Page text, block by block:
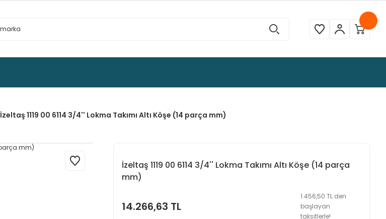
İzeltaş 1119 00 6114 3/4'' Lokma Takımı Altı Köşe (14 parça mm)
İzeltaş 1119 00 6114 3/4'' Lokma Takımı Altı Köşe (14 parça
mm)
14.266,63 TL
1.456,50 TL den
başlayan
taksitlerle!